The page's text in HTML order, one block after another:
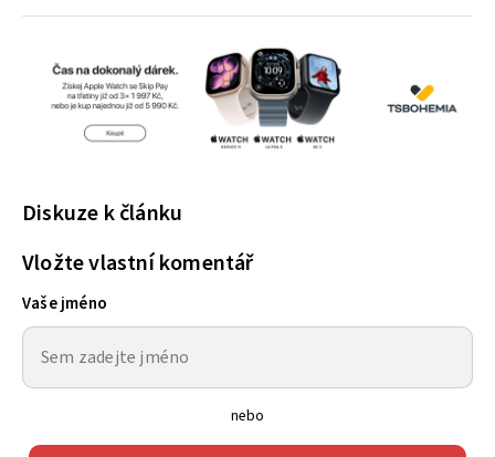
Diskuze k článku
Vložte vlastní komentář
Vaše jméno
nebo